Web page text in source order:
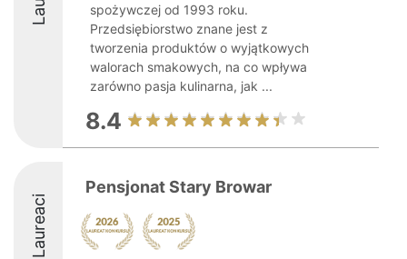
spożywczej od 1993 roku.
Przedsiębiorstwo znane jest z
tworzenia produktów o wyjątkowych
walorach smakowych, na co wpływa
zarówno pasja kulinarna, jak ...
8.4
Laureaci
Pensjonat Stary Browar